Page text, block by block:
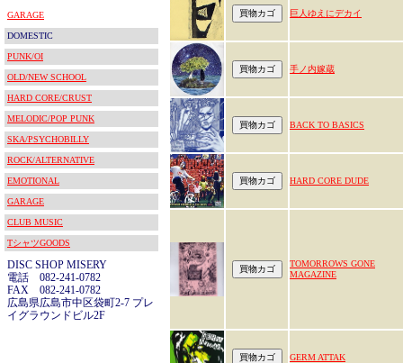
GARAGE
DOMESTIC
PUNK/OI
OLD/NEW SCHOOL
HARD CORE/CRUST
MELODIC/POP PUNK
SKA/PSYCHOBILLY
ROCK/ALTERNATIVE
EMOTIONAL
GARAGE
CLUB MUSIC
TシャツGOODS
DISC SHOP MISERY
電話 082-241-0782
FAX 082-241-0782
広島県広島市中区袋町2-7 プレ
イグラウンドビル2F
巨人ゆえにデカイ
手ノ内嫁蔵
BACK TO BASICS
HARD CORE DUDE
TOMORROWS GONE
MAGAZINE
GERM ATTAK